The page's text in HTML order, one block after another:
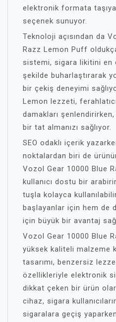
elektronik formata
seçenek sunuyor.
Teknoloji açısından da
Razz Lemon Puff
sistemi, sigara likitini en
şekilde buharlaştırarak
bir çekiş deneyimi
Lemon lezzeti,
damakları
bir tat almanızı sağlıyor.
SEO odaklı içerik
noktalardan biri de
Vozol Gear 10000 Blue
kullanıcı dostu bir
tuşla kolayca
başlayanlar için hem de
için büyük bir avantaj
Vozol Gear 10000 Blue
yüksek kaliteli malzeme
tasarımı, benzersiz
özellikleriyle elektronik
dikkat çeken bir ürün
cihaz, sigara
sigaralara geçiş yaparken